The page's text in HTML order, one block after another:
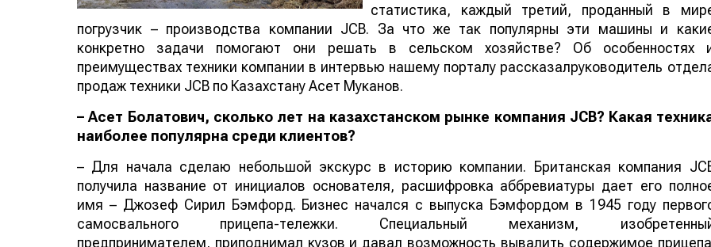
статистика, каждый третий, проданный в
погрузчик – производства компании JCB. За что же так популярны эти машины и
конкретно задачи помогают они решать в сельском хозяйстве? Об особенностях
преимуществах техники компании в интервью нашему порталу рассказалруководитель
продаж техники JCB по Казахстану Асет Муканов.
– Асет Болатович, сколько лет на казахстанском рынке компания JCB? Какая
наиболее популярна среди клиентов?
– Для начала сделаю небольшой экскурс в историю компании. Британская компания
получила название от инициалов основателя, расшифровка аббревиатуры дает его
имя – Джозеф Сирил Бэмфорд. Бизнес начался с выпуска Бэмфордом в 1945 году
самосвального прицепа-тележки. Специальный механизм,
предпринимателем, приподнимал кузов и давал возможность вывалить содержимое